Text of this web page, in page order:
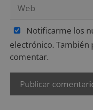
Notificarme los
electrónico. También
comentar.